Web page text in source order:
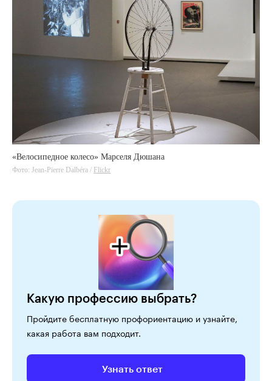
«Велосипедное колесо» Марселя Дюшана
Фото: Jean-Pierre Dalbéra / Flickr
Какую профессию выбрать?
Пройдите бесплатную профориентацию и узнайте,
какая работа вам подходит.
Узнать ответ